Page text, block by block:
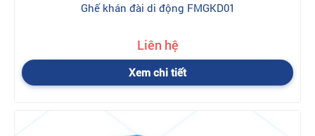
Ghế khán đài di động FMGKD01
Liên hệ
Xem chi tiết